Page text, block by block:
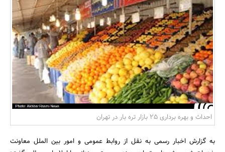
بانک، بیمه و سرمایه
مسکن و ساختمان
احداث و بهره برداری 25 بازار تره بار در تهران
به گزارش اخبار رسمی به نقل از روابط عمومی و امور بین الملل معاونت